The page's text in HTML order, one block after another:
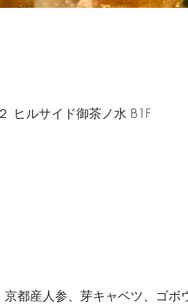
ヒルサイド御茶ノ水 B1F
都産人参、芽キャベツ、ゴボ